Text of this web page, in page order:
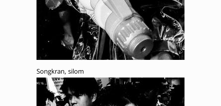
Songkran, silom